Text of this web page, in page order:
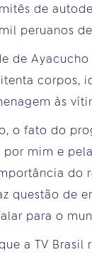
de
peruanos
de
corpos,
às
o fato do
por mim e
questão de
para o
a TV